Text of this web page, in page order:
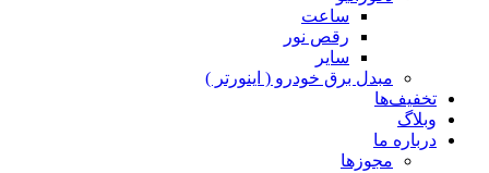
ساعت
رقص نور
سایر
مبدل برق خودرو ( اینورتر )
تخفیف‌ها
وبلاگ
درباره ما
مجوزها